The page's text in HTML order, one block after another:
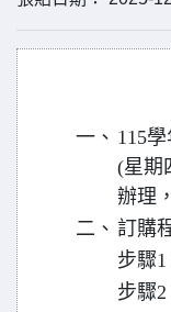
一、 115
(星期
辦理
二、 訂購
步驟
步驟